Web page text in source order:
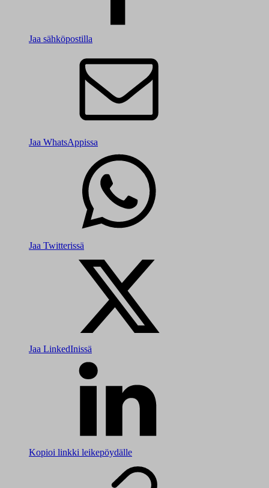
Jaa sähköpostilla
Jaa WhatsAppissa
Jaa Twitterissä
Jaa LinkedInissä
Kopioi linkki leikepöydälle